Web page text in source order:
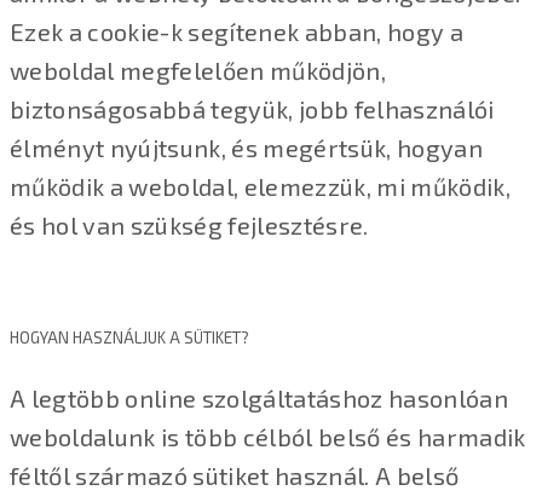
Ezek a cookie-k segítenek abban, hogy a
weboldal megfelelően működjön,
biztonságosabbá tegyük, jobb felhasználói
élményt nyújtsunk, és megértsük, hogyan
működik a weboldal, elemezzük, mi működik,
és hol van szükség fejlesztésre.
HOGYAN HASZNÁLJUK A SÜTIKET?
A legtöbb online szolgáltatáshoz hasonlóan
weboldalunk is több célból belső és harmadik
féltől származó sütiket használ. A belső